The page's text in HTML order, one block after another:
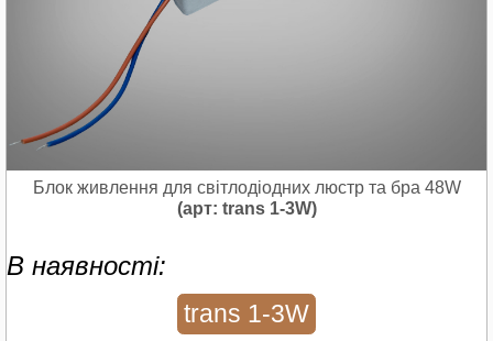
Блок живлення для світлодіодних люстр та бра 48W
(арт: trans 1-3W)
В наявності:
trans 1-3W